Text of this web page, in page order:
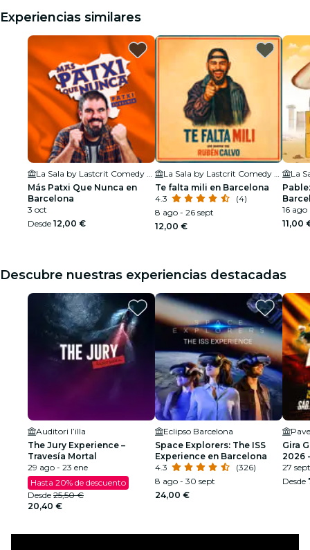
Experiencias similares
Más Patxi Que Nunca en
Barcelona
3 oct
Desde 12,00 €
Te falta mili en Barcelona
4.3
(4)
8 ago - 26 sept
12,00 €
16 ago
11,00
Descubre nuestras experiencias destacadas
Auditori l’illa
The Jury Experience –
Travesía Mortal
29 ago - 23 ene
Hasta 20% de descuento
Desde 25,50 €
20,40 €
Eclipso Barcelona
Space Explorers: The ISS
Experience en Barcelona
4.3
(326)
8 ago - 30 sept
24,00 €
Gira
2026
27 sept
Desde